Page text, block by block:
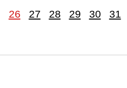
26
27 28 29 30 31